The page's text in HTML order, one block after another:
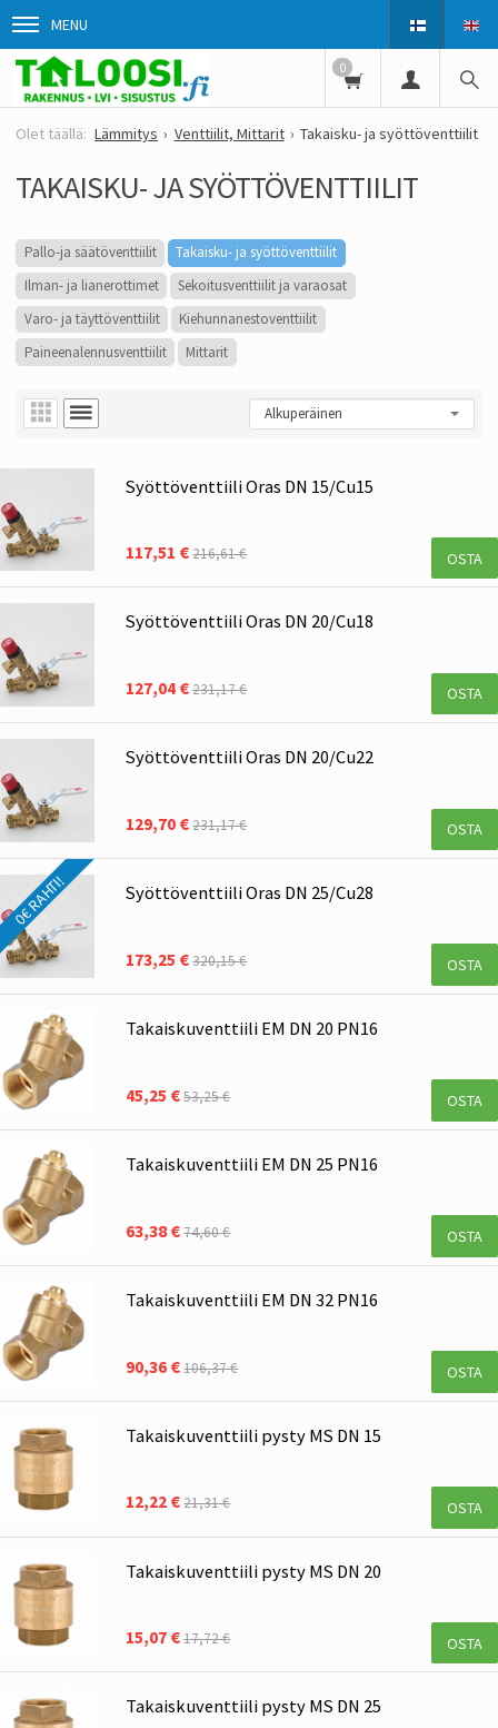
MENU
0
Lämmitys Venttiilit, Mittarit Takaisku- ja syöttöventtiilit
TAKAISKU- JA SYÖTTÖVENTTIILIT
Pallo-ja säätöventtiilit
Takaisku- ja syöttöventtiilit
Ilman- ja lianerottimet
Sekoitusventtiilit ja varaosat
Varo- ja täyttöventtiilit
Kiehunnanestoventtiilit
Paineenalennusventtiilit
Mittarit
Syöttöventtiili Oras DN 15/Cu15
117,51 €216,61 € OSTA
Syöttöventtiili Oras DN 20/Cu18
127,04 €231,17 € OSTA
Syöttöventtiili Oras DN 20/Cu22
129,70 €231,17 € OSTA
0€ RAHTI! Syöttöventtiili Oras DN 25/Cu28
173,25 €320,15 € OSTA
Takaiskuventtiili EM DN 20 PN16
45,25 €53,25 € OSTA
Takaiskuventtiili EM DN 25 PN16
63,38 €74,60 € OSTA
Takaiskuventtiili EM DN 32 PN16
90,36 €106,37 € OSTA
Takaiskuventtiili pysty MS DN 15
12,22 €21,31 € OSTA
Takaiskuventtiili pysty MS DN 20
15,07 €17,72 € OSTA
Takaiskuventtiili pysty MS DN 25